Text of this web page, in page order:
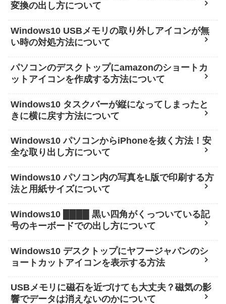
変換の出し方について
Windows10 USBメモリの取り外しアイコンが無
い時の対処方法について
パソコンのデスクトップにamazonのショートカ
ットアイコンを作成する方法について
Windows10 タスクバーが縦になってしまったと
きに横に戻す方法について
Windows10 パソコンからiPhoneを抜く方法！安
全な取り出し方について
Windows10 パソコン内の写真をL版で印刷する方
法と用紙サイズについて
Windows10 ████ 黒い四角がくっついている記
号のキーボードでの出し方について
Windows10 デスクトップにヤフージャパンのシ
ョートカットアイコンを表示する方法
USBメモリに磁石を近づけても大丈夫？磁気の影
響でデータは消えないのかについて